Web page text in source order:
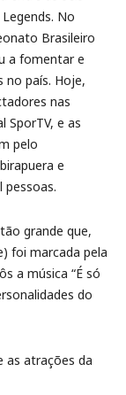
No
Brasileiro
a fomentar e
no país. Hoje,
nas
SporTV, e as
pelo
e
pessoas.
grande que,
foi marcada pela
a música “É só
do
as atrações da